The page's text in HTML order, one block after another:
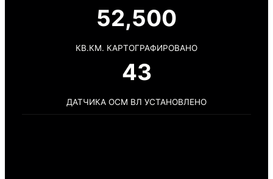
52,500
КВ.КМ. КАРТОГРАФИРОВАНО
43
ДАТЧИКА ОСМ ВЛ УСТАНОВЛЕНО